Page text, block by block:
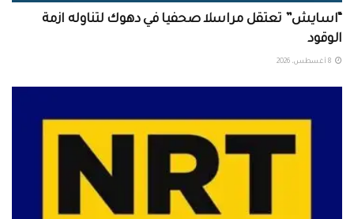
“اسايش” تعتقل مراسلا صحفيا في دهوك لتناوله ازمة
الوقود